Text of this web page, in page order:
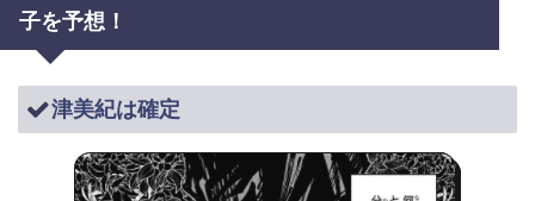
子を予想！
津美紀は確定